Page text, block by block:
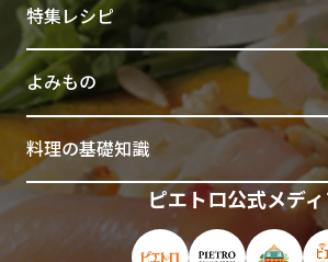
特集レシピ
よみもの
料理の基礎知識
ピエトロ公式メデ